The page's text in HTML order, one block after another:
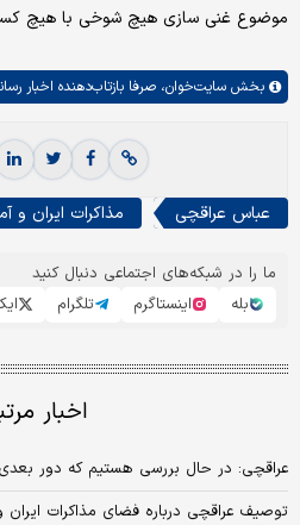
موضوع غنی سازی هیچ شوخی با هیچ
بخش سایت‌خوان، صرفا بازتاب‌دهنده اخبار
عباس عراقچی مذاکرات ایران و
ما را در شبکه‌های اجتماعی دنبال کنید
بله
اینستاگرم تلگرام
اخبار
عراقچی: در حال بررسی هستیم که دور بعدی
توصیف عراقچی درباره فضای مذاکرات ایران